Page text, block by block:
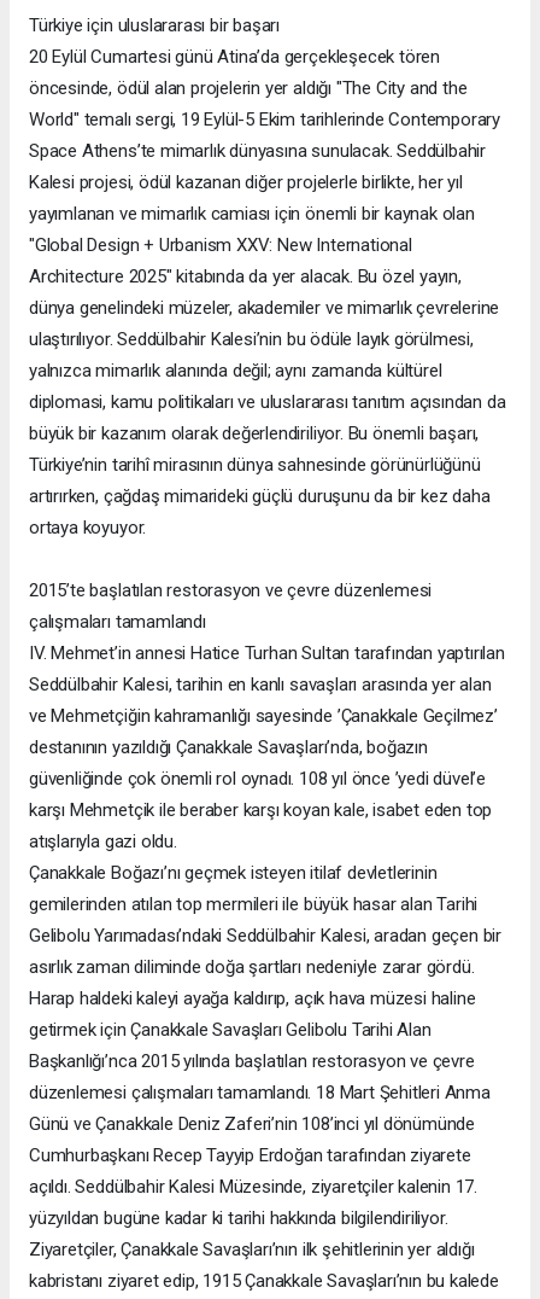
Türkiye için uluslararası bir başarı
20 Eylül Cumartesi günü Atina’da gerçekleşecek tören
öncesinde, ödül alan projelerin yer aldığı "The City and the
World" temalı sergi, 19 Eylül-5 Ekim tarihlerinde Contemporary
Space Athens’te mimarlık dünyasına sunulacak. Seddülbahir
Kalesi projesi, ödül kazanan diğer projelerle birlikte, her yıl
yayımlanan ve mimarlık camiası için önemli bir kaynak olan
"Global Design + Urbanism XXV: New International
Architecture 2025" kitabında da yer alacak. Bu özel yayın,
dünya genelindeki müzeler, akademiler ve mimarlık çevrelerine
ulaştırılıyor. Seddülbahir Kalesi’nin bu ödüle layık görülmesi,
yalnızca mimarlık alanında değil; aynı zamanda kültürel
diplomasi, kamu politikaları ve uluslararası tanıtım açısından da
büyük bir kazanım olarak değerlendiriliyor. Bu önemli başarı,
Türkiye’nin tarihî mirasının dünya sahnesinde görünürlüğünü
artırırken, çağdaş mimarideki güçlü duruşunu da bir kez daha
ortaya koyuyor.
2015’te başlatılan restorasyon ve çevre düzenlemesi
çalışmaları tamamlandı
IV. Mehmet’in annesi Hatice Turhan Sultan tarafından yaptırılan
Seddülbahir Kalesi, tarihin en kanlı savaşları arasında yer alan
ve Mehmetçiğin kahramanlığı sayesinde ’Çanakkale Geçilmez’
destanının yazıldığı Çanakkale Savaşları’nda, boğazın
güvenliğinde çok önemli rol oynadı. 108 yıl önce ’yedi düvel’e
karşı Mehmetçik ile beraber karşı koyan kale, isabet eden top
atışlarıyla gazi oldu.
Çanakkale Boğazı’nı geçmek isteyen itilaf devletlerinin
gemilerinden atılan top mermileri ile büyük hasar alan Tarihi
Gelibolu Yarımadası’ndaki Seddülbahir Kalesi, aradan geçen bir
asırlık zaman diliminde doğa şartları nedeniyle zarar gördü.
Harap haldeki kaleyi ayağa kaldırıp, açık hava müzesi haline
getirmek için Çanakkale Savaşları Gelibolu Tarihi Alan
Başkanlığı’nca 2015 yılında başlatılan restorasyon ve çevre
düzenlemesi çalışmaları tamamlandı. 18 Mart Şehitleri Anma
Günü ve Çanakkale Deniz Zaferi’nin 108’inci yıl dönümünde
Cumhurbaşkanı Recep Tayyip Erdoğan tarafından ziyarete
açıldı. Seddülbahir Kalesi Müzesinde, ziyaretçiler kalenin 17.
yüzyıldan bugüne kadar ki tarihi hakkında bilgilendiriliyor.
Ziyaretçiler, Çanakkale Savaşları’nın ilk şehitlerinin yer aldığı
kabristanı ziyaret edip, 1915 Çanakkale Savaşları’nın bu kalede